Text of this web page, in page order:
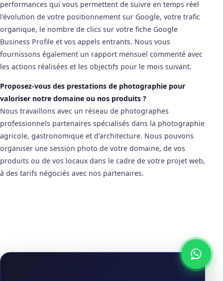
performances qui vous permettent de suivre en temps réel
l'évolution de votre positionnement sur Google, votre trafic
organique, le nombre de clics sur votre fiche Google
Business Profile et vos appels entrants. Nous vous
fournissons également un rapport mensuel commenté avec
les actions réalisées et les objectifs pour le mois suivant.
Proposez-vous des prestations de photographie pour
valoriser notre domaine ou nos produits ?
Nous travaillons avec un réseau de photographes
professionnels partenaires spécialisés dans la photographie
agricole, gastronomique et d'architecture. Nous pouvons
organiser une session photo de votre domaine, de vos
produits ou de vos locaux dans le cadre de votre projet web,
à des tarifs négociés avec nos partenaires.